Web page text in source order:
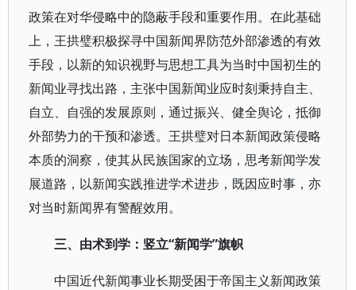
政策在对华侵略中的隐蔽手段和重要作用。在此基础
上，王拱璧积极探寻中国新闻界防范外部渗透的有效
手段，以新的知识视野与思想工具为当时中国初生的
新闻业寻找出路，主张中国新闻业应时刻秉持自主、
自立、自强的发展原则，通过振兴、健全舆论，抵御
外部势力的干预和渗透。王拱璧对日本新闻政策侵略
本质的洞察，使其从民族国家的立场，思考新闻学发
展道路，以新闻实践推进学术进步，既因应时事，亦
对当时新闻界有警醒效用。
三、由术到学：竖立“新闻学”旗帜
中国近代新闻事业长期受困于帝国主义新闻政策